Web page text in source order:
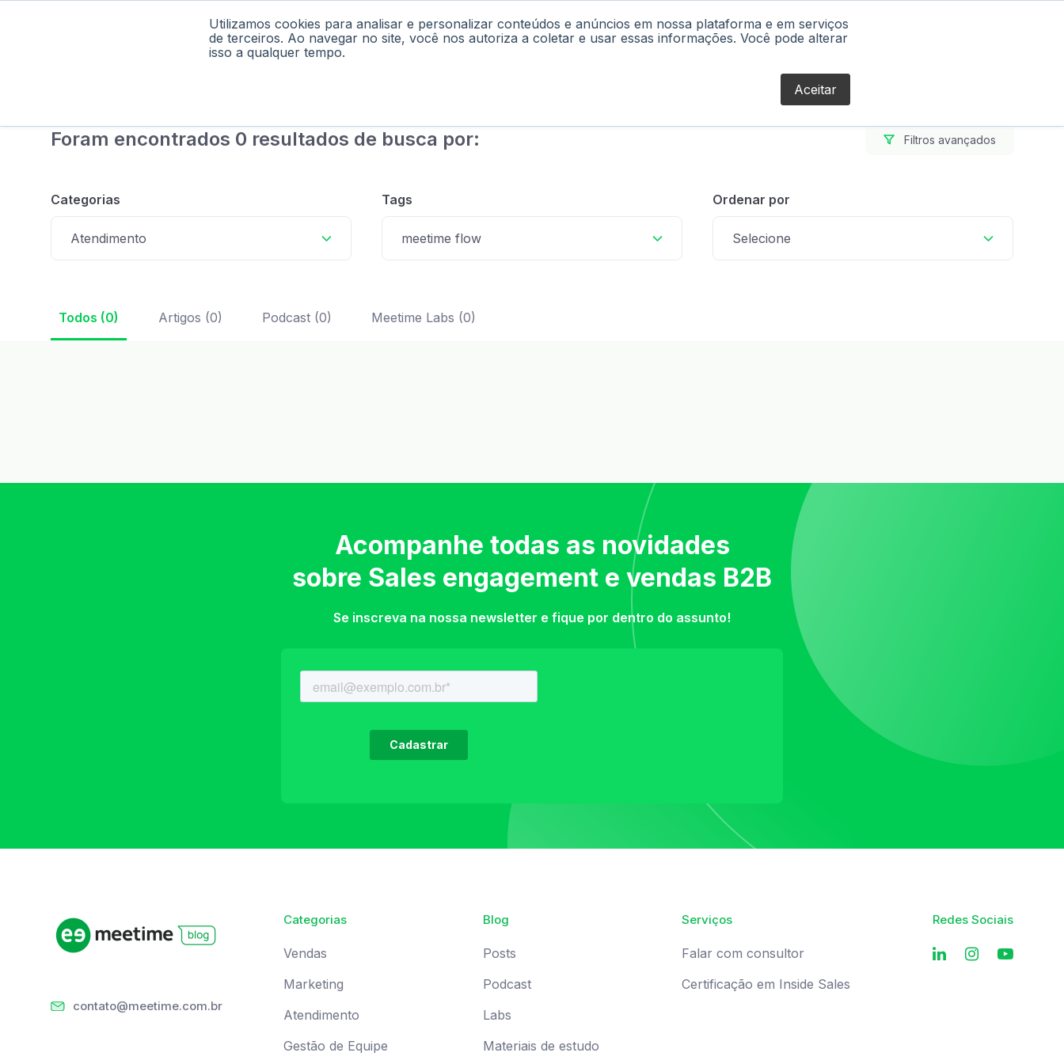
Utilizamos cookies para analisar e personalizar conteúdos e anúncios em nossa plataforma e em serviços
de terceiros. Ao navegar no site, você nos autoriza a coletar e usar essas informações. Você pode alterar
isso a qualquer tempo.
Aceitar
Home Podcast Materiais Labs Falar com Consultor Blog
Foram encontrados 0 resultados de busca por: Filtros avançados
Categorias
Atendimento
Tags
meetime flow
Ordenar por
Selecione
Todos (0) Artigos (0) Podcast (0) Meetime Labs (0)
Acompanhe todas as novidades
sobre Sales engagement e vendas B2B
Se inscreva na nossa newsletter e fique por dentro do assunto!
contato@meetime.com.br
Categorias
Vendas
Marketing
Atendimento
Gestão de Equipe
Blog
Posts
Podcast
Labs
Materiais de estudo
Serviços
Falar com consultor
Certificação em Inside Sales
Redes Sociais